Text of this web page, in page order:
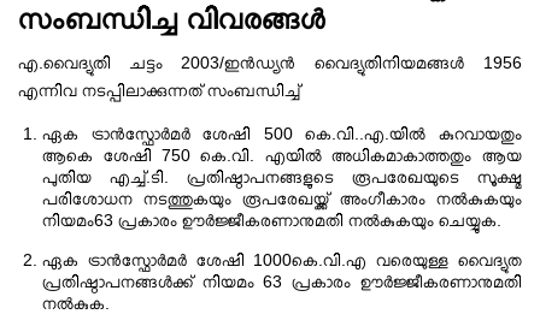
സംബന്ധിച്ച വിവരങ്ങൾ
എ.വൈദ്യുതി ചട്ടം 2003/ഇൻഡ്യൻ വൈദ്യുതിനിയമങ്ങൾ 1956
എന്നിവ നടപ്പിലാക്കുന്നത് സംബന്ധിച്ച്
ഏക ട്രാൻസ്ഫോർമർ ശേഷി 500 കെ.വി..എ.യിൽ കുറവായതും
ആകെ ശേഷി 750 കെ.വി. എയിൽ അധികമാകാത്തതും ആയ
പുതിയ എച്ച്.ടി. പ്രതിഷ്ഠാപനങ്ങളുടെ രൂപരേഖയുടെ സൂക്ഷ്മ
പരിശോധന നടത്തുകയും രൂപരേഖയ്ക്ക് അംഗീകാരം നൽകുകയും
നിയമം63 പ്രകാരം ഊർജ്ജീകരണാനുമതി നൽകുകയും ചെയ്യുക.
ഏക ട്രാൻസ്ഫോർമർ ശേഷി 1000കെ.വി.എ വരെയുള്ള വൈദ്യുത
പ്രതിഷ്ഠാപനങ്ങൾക്ക് നിയമം 63 പ്രകാരം ഊർജ്ജീകരണാനുമതി
നൽകുക.